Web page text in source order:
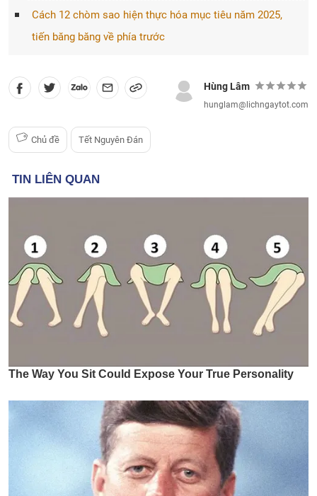
Cách 12 chòm sao hiện thực hóa mục tiêu năm 2025,
tiến băng băng về phía trước
Hùng Lâm
hunglam@lichngaytot.com
Chủ đề Tết Nguyên Đán